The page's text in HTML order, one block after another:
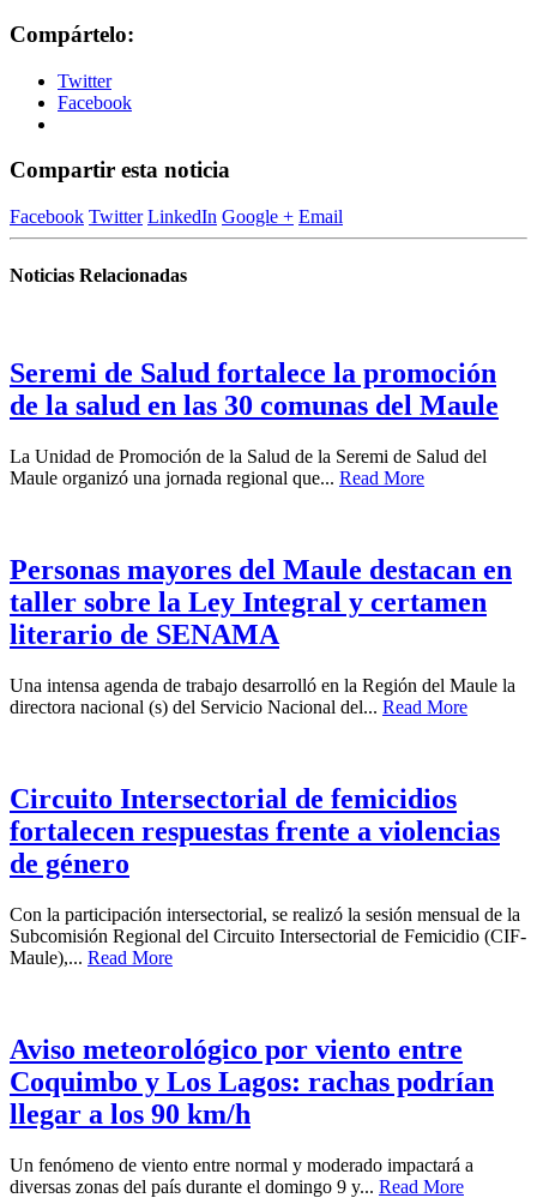
Compártelo:
Twitter
Facebook
Compartir esta noticia
Facebook Twitter LinkedIn Google + Email
Noticias Relacionadas
Seremi de Salud fortalece la promoción
de la salud en las 30 comunas del Maule
La Unidad de Promoción de la Salud de la Seremi de Salud del
Maule organizó una jornada regional que... Read More
Personas mayores del Maule destacan en
taller sobre la Ley Integral y certamen
literario de SENAMA
Una intensa agenda de trabajo desarrolló en la Región del Maule la
directora nacional (s) del Servicio Nacional del... Read More
Circuito Intersectorial de femicidios
fortalecen respuestas frente a violencias
de género
Con la participación intersectorial, se realizó la sesión mensual de la
Subcomisión Regional del Circuito Intersectorial de Femicidio (CIF-
Maule),... Read More
Aviso meteorológico por viento entre
Coquimbo y Los Lagos: rachas podrían
llegar a los 90 km/h
Un fenómeno de viento entre normal y moderado impactará a
diversas zonas del país durante el domingo 9 y... Read More